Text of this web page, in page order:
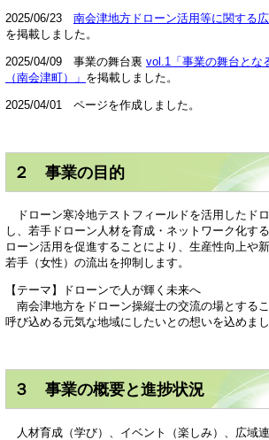
2025/06/23 南会津地方ドローン活用等に関する
を掲載しました。
2025/04/09 事業の舞台裏 vol.1「事業の舞台と
（南会津町）」 を掲載しました。
2025/04/01 ページを作成しました。
２ 事業の目的
ドローン寒冷地テストフィールドを活用したド
し、若手ドローン人材を育成・ネットワーク化す
ローン活用を促進することにより、生産性向上や
若手（女性）の流出を抑制します。
【テーマ】ドローンで人が輝く未来へ
南会津地方をドローン操縦士の交流の場とする
呼び込める元気な地域にしたいとの想いを込めまし
３ 事業の概要と進捗状況
人材育成（学び）、イベント（楽しみ）、広域